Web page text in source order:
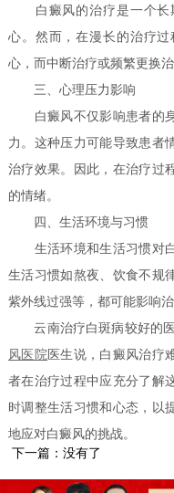
白癜风的治疗是一个长
心。然而，在漫长的治疗
心，而中断治疗或频繁更换
三、心理压力影响
白癜风不仅影响患者的身
力。这种压力可能导致患者
治疗效果。因此，在治疗过
的情绪。
四、生活环境与习惯
生活环境和生活习惯对白
生活习惯如熬夜、饮食不规
紫外线过强等，都可能影响治
云南治疗白斑病较好的医
风医院 医生说，白癜风治疗
者在治疗过程中应充分了解
时调整生活习惯和心态，以
地应对白癜风的挑战。
下一篇：没有了